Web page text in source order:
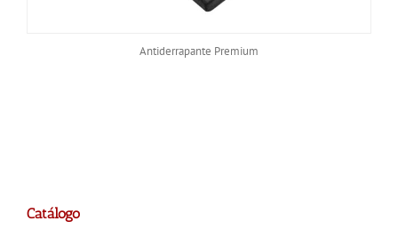
Antiderrapante Premium
Catálogo